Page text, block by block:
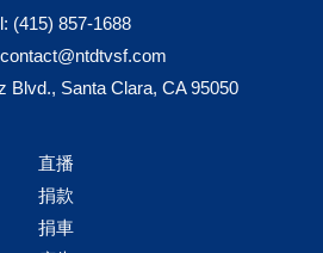
(415) 857-1688
contact@ntdtvsf.com
Blvd., Santa Clara, CA 95050
直播
捐款
捐車